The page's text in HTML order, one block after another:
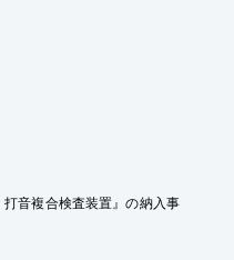
音複合検査装置』の納入事